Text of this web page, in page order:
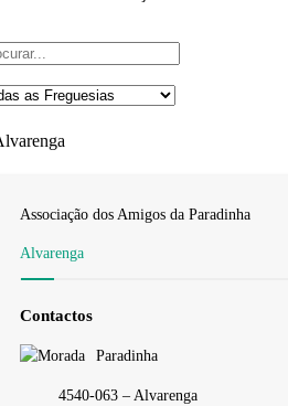
Associação dos Amigos da Paradinha
Alvarenga
Contactos
Paradinha
4540-063 – Alvarenga